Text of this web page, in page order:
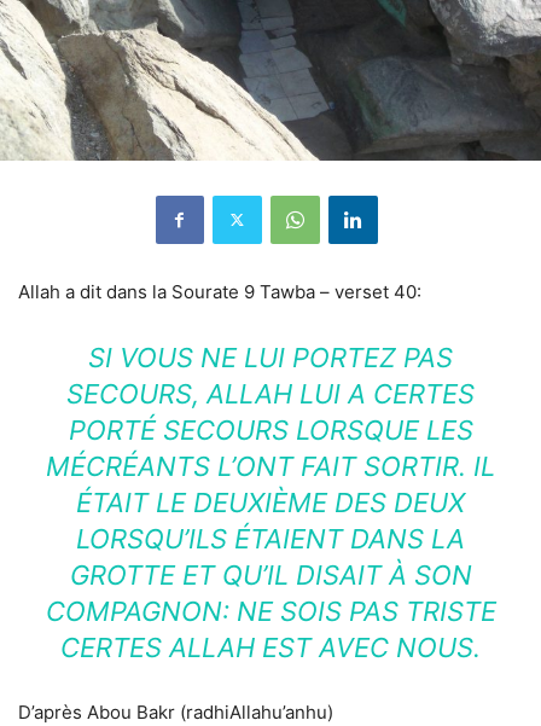
Allah a dit dans la Sourate 9 Tawba – verset 40:
SI VOUS NE LUI PORTEZ PAS
SECOURS, ALLAH LUI A CERTES
PORTÉ SECOURS LORSQUE LES
MÉCRÉANTS L’ONT FAIT SORTIR. IL
ÉTAIT LE DEUXIÈME DES DEUX
LORSQU’ILS ÉTAIENT DANS LA
GROTTE ET QU’IL DISAIT À SON
COMPAGNON: NE SOIS PAS TRISTE
CERTES ALLAH EST AVEC NOUS.
D’après Abou Bakr (radhiAllahu’anhu)